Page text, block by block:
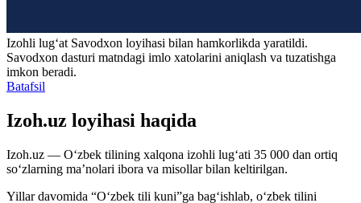
Izohli lugʻat Savodxon loyihasi bilan hamkorlikda yaratildi.
Savodxon dasturi matndagi imlo xatolarini aniqlash va tuzatishga
imkon beradi.
Batafsil
Izoh.uz loyihasi haqida
Izoh.uz — O‘zbek tilining xalqona izohli lug‘ati 35 000 dan ortiq
so‘zlarning ma’nolari ibora va misollar bilan keltirilgan.
Yillar davomida “O‘zbek tili kuni”ga bag‘ishlab, o‘zbek tilini